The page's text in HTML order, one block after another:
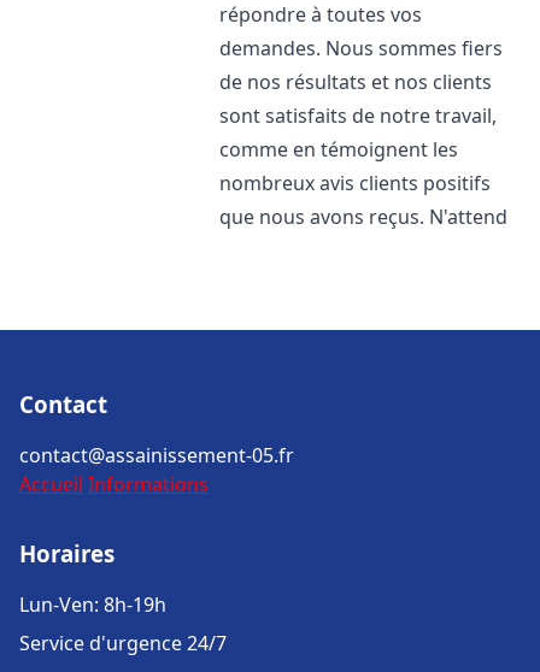
répondre à toutes vos
demandes. Nous sommes fiers
de nos résultats et nos clients
sont satisfaits de notre travail,
comme en témoignent les
nombreux avis clients positifs
que nous avons reçus. N'attend
Contact
contact@assainissement-05.fr
Accueil Informations
Horaires
Lun-Ven: 8h-19h
Service d'urgence 24/7